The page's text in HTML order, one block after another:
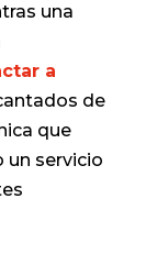
una
a
de
que
un servicio